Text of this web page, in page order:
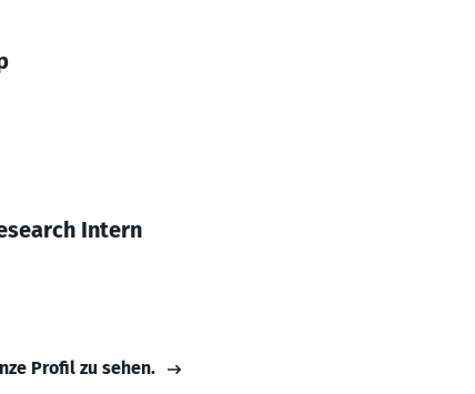
Intern
Profil zu sehen.